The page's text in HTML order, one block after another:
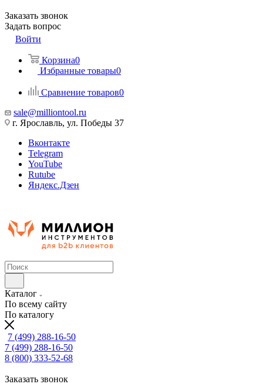
Заказать звонок
Задать вопрос
Войти
Корзина0
Избранные товары0
Сравнение товаров0
sale@milliontool.ru
г. Ярославль, ул. Победы 37
Вконтакте
Telegram
YouTube
Rutube
Яндекс.Дзен
Каталог
По всему сайту
По каталогу
7 (499) 288-16-50
7 (499) 288-16-50
8 (800) 333-52-68
Заказать звонок